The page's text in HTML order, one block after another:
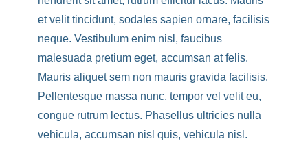
et velit tincidunt, sodales sapien ornare, facilisis
neque. Vestibulum enim nisl, faucibus
malesuada pretium eget, accumsan at felis.
Mauris aliquet sem non mauris gravida facilisis.
Pellentesque massa nunc, tempor vel velit eu,
congue rutrum lectus. Phasellus ultricies nulla
vehicula, accumsan nisl quis, vehicula nisl.